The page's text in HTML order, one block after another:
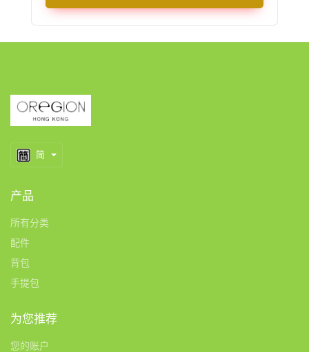
简
产品
所有分类
配件
背包
手提包
为您推荐
您的账户